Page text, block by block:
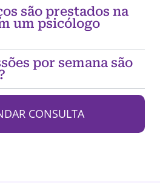
são prestados na
um psicólogo
por semana são
CONSULTA